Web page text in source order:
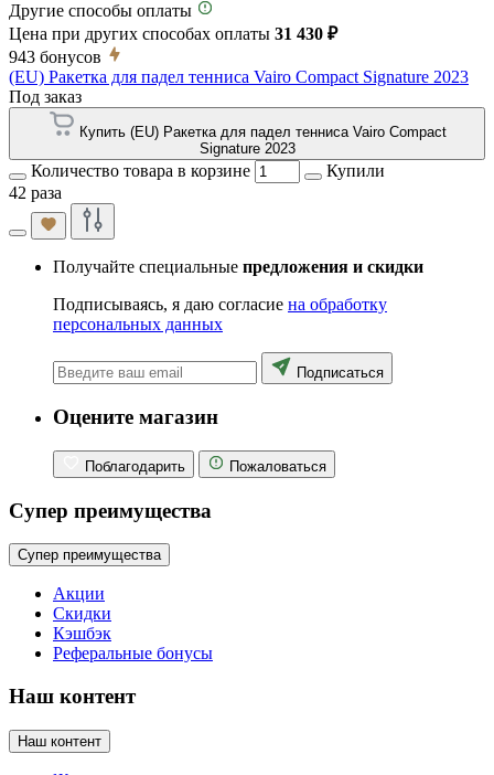
Другие способы оплаты
Цена при других способах оплаты 31 430 ₽
943 бонусов
(EU) Ракетка для падел тенниса Vairo Compact Signature 2023
Под заказ
Купить (EU) Ракетка для падел тенниса Vairo Compact
Signature 2023
Количество товара в корзине
Купили
42 раза
Получайте специальные предложения и скидки
Подписываясь, я даю согласие на обработку
персональных данных
Подписаться
Оцените магазин
Поблагодарить Пожаловаться
Супер преимущества
Супер преимущества
Акции
Скидки
Кэшбэк
Реферальные бонусы
Наш контент
Наш контент